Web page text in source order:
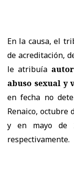
En la causa, el
de acreditación,
le atribuía
abuso sexual y
en fecha no
Renaico, octubre
y en mayo de
respectivamente.